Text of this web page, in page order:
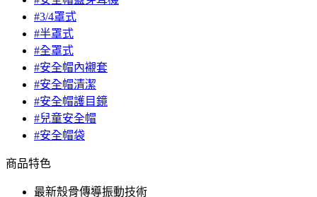
#3/4罩式
#半罩式
#全罩式
#安全帽內襯套
#安全帽清潔
#安全帽護目鏡
#兒童安全帽
#安全帽袋
商品特色
最新殼骨傳導振動技術